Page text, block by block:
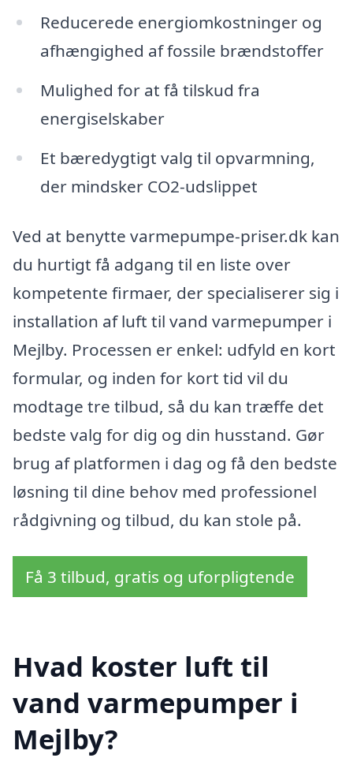
Reducerede energiomkostninger og
afhængighed af fossile brændstoffer
Mulighed for at få tilskud fra
energiselskaber
Et bæredygtigt valg til opvarmning,
der mindsker CO2-udslippet
Ved at benytte varmepumpe-priser.dk kan
du hurtigt få adgang til en liste over
kompetente firmaer, der specialiserer sig i
installation af luft til vand varmepumper i
Mejlby. Processen er enkel: udfyld en kort
formular, og inden for kort tid vil du
modtage tre tilbud, så du kan træffe det
bedste valg for dig og din husstand. Gør
brug af platformen i dag og få den bedste
løsning til dine behov med professionel
rådgivning og tilbud, du kan stole på.
Få 3 tilbud, gratis og uforpligtende
Hvad koster luft til
vand varmepumper i
Mejlby?